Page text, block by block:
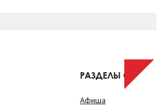
РАЗДЕЛЫ САЙТА
Афиша